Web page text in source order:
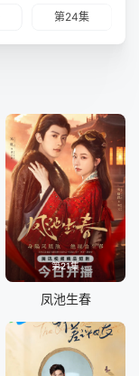
第24集
第21集
凤池生春